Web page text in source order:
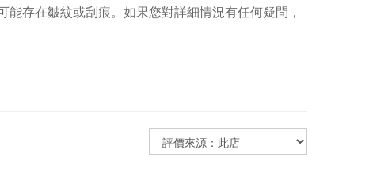
存在皺紋或刮痕。如果您對詳細情況有任何疑問，